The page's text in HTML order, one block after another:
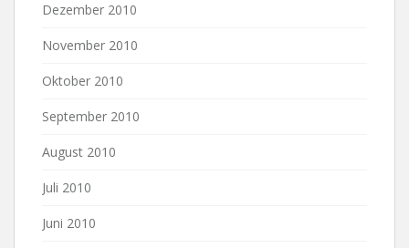
Dezember 2010
November 2010
Oktober 2010
September 2010
August 2010
Juli 2010
Juni 2010